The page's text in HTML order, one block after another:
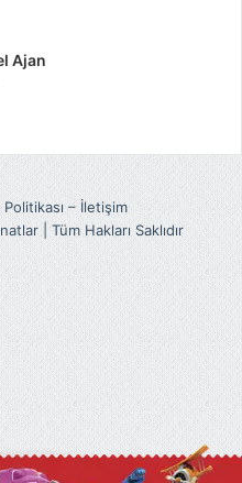
Ajan
–İletişim
| Tüm Hakları Saklıdır